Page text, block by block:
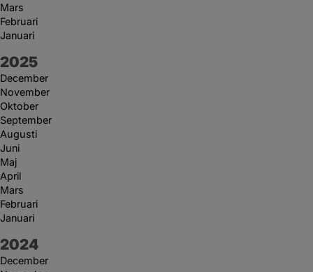
Mars
Februari
Januari
År:
2025
December
November
Oktober
September
Augusti
Juni
Maj
April
Mars
Februari
Januari
År:
2024
December